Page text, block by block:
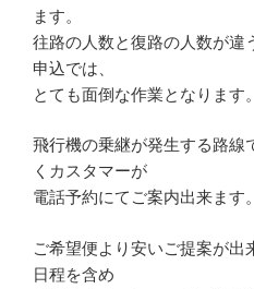
ます。
往路の人数と復路の人数が違
申込では、
とても面倒な作業となります。
飛行機の乗継が発生する路線
くカスタマーが
電話予約にてご案内出来ます。
ご希望便より安いご提案が出
日程を含め